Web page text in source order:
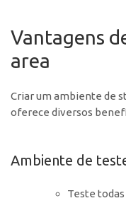
Vantagens
area
Criar um ambiente de
oferece diversos
Ambiente de
Teste